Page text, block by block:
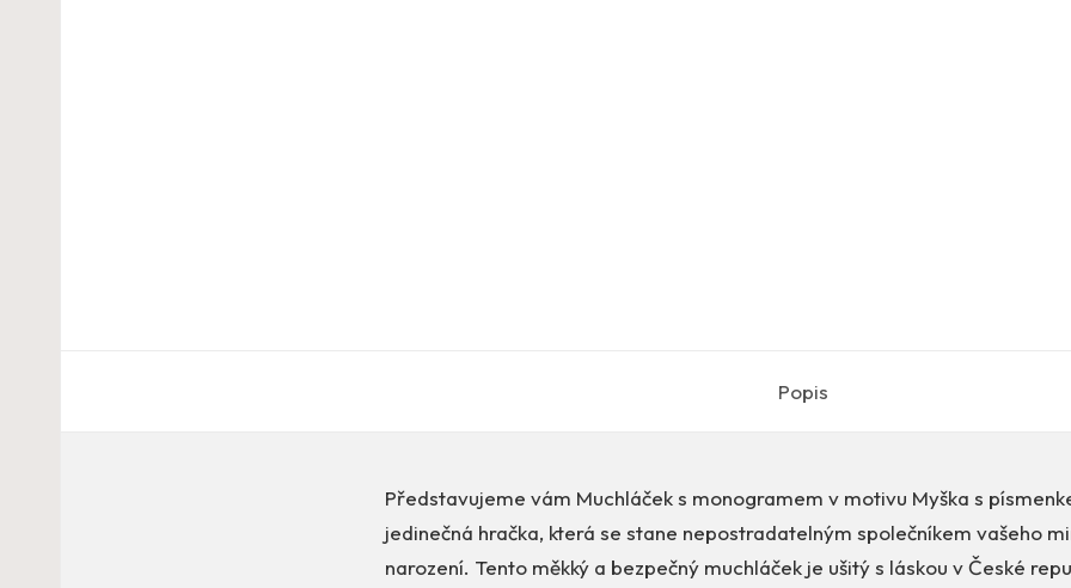
Popis
Představujeme vám Muchláček s monogramem v motivu Myška s
jedinečná hračka, která se stane nepostradatelným společníkem vašeho
narození. Tento měkký a bezpečný muchláček je ušitý s láskou v České